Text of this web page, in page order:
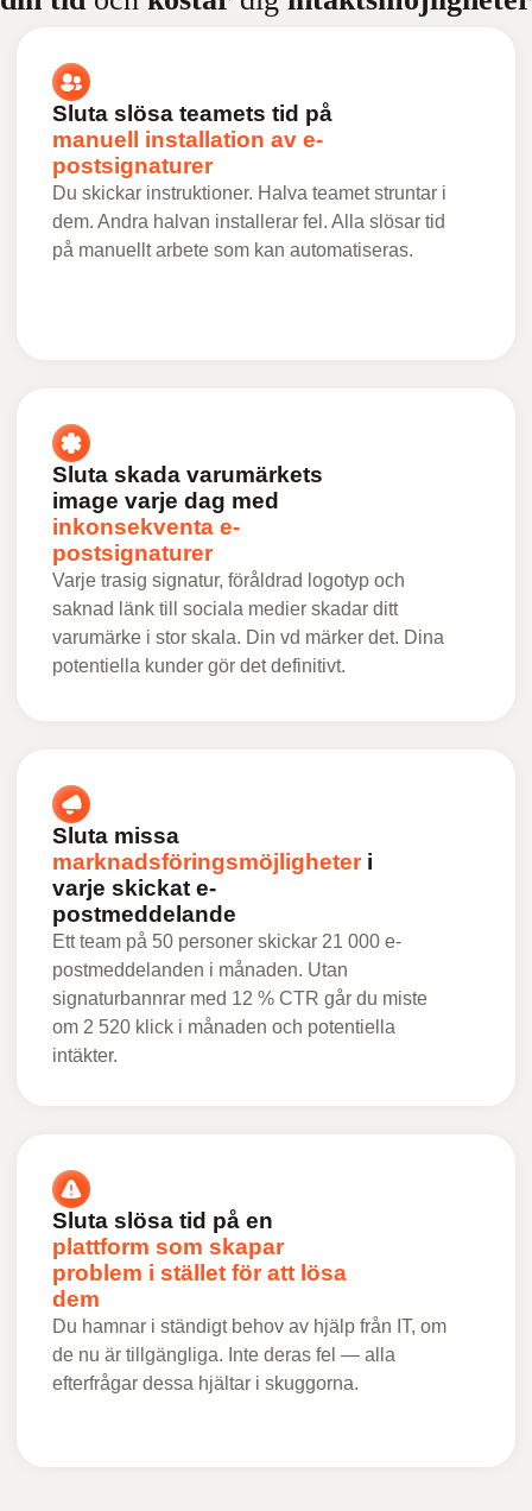
Sluta slösa teamets tid på
manuell installation av e-
postsignaturer
Du skickar instruktioner. Halva teamet struntar i
dem. Andra halvan installerar fel. Alla slösar tid
på manuellt arbete som kan automatiseras.
Sluta skada varumärkets
image varje dag med
inkonsekventa e-
postsignaturer
Varje trasig signatur, föråldrad logotyp och
saknad länk till sociala medier skadar ditt
varumärke i stor skala. Din vd märker det. Dina
potentiella kunder gör det definitivt.
Sluta missa
marknadsföringsmöjligheteri
varje skickat e-
postmeddelande
Ett team på 50 personer skickar 21 000 e-
postmeddelanden i månaden. Utan
signaturbannrar med 12 % CTR går du miste
om 2 520 klick i månaden och potentiella
intäkter.
Sluta slösa tid på en
plattform som skapar
problem i stället för att lösa
dem
Du hamnar i ständigt behov av hjälp från IT, om
de nu är tillgängliga. Inte deras fel — alla
efterfrågar dessa hjältar i skuggorna.